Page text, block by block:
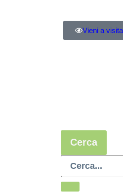
Vieni a
Cerca